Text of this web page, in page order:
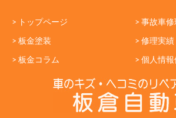
> トップページ
> 事故車修
> 板金塗装
> 修理実績
> 板金コラム
> 個人情